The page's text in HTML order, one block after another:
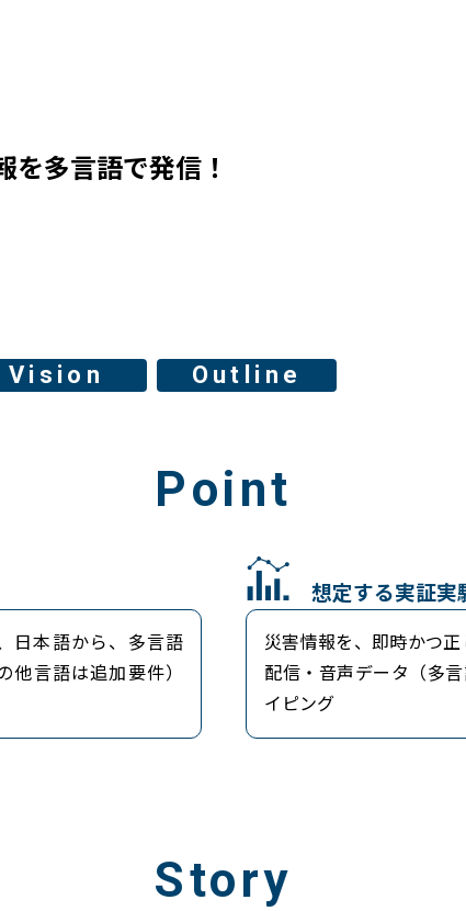
を多言語で発信！
Vision Outline
Point
日本語から、多言語
他言語は追加要件）
想定する実証実
災害情報を、即時かつ
配信・音声データ（多
イピング
Story